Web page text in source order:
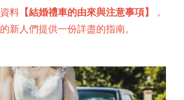
料 【結婚禮車的由來與注意事項】
，
新人們提供一份詳盡的指南。